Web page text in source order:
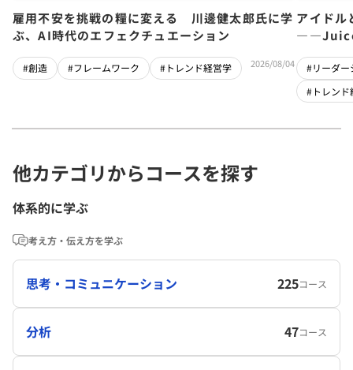
雇用不安を挑戦の糧に変える 川邊健太郎氏に学
ぶ、AI時代のエフェクチュエーション
#創造 #フレームワーク #トレンド経営学 2026/08/04
アイドル
#リーダー
#トレンド
他カテゴリからコースを探す
体系的に学ぶ
考え方・伝え方を学ぶ
思考・コミュニケーション 225コース
分析 47コース